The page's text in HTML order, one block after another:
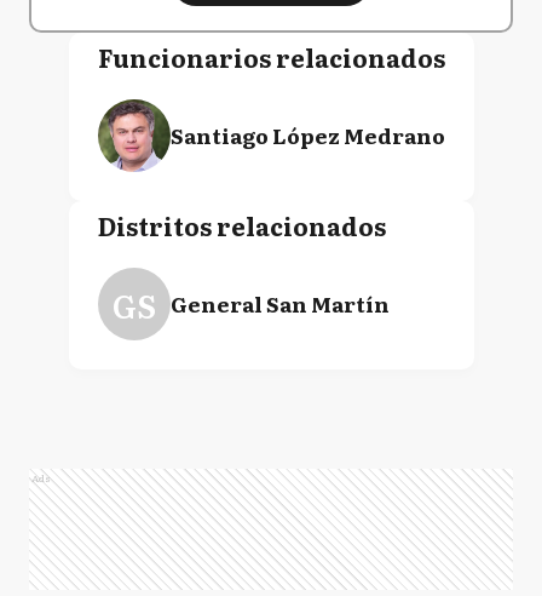
Funcionarios relacionados
Santiago López Medrano
Distritos relacionados
GS General San Martín
Ads